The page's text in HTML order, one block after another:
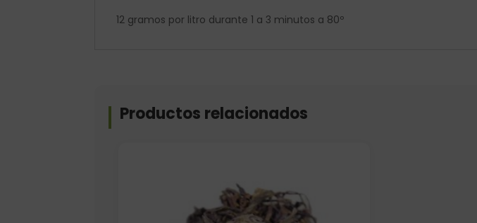
12 gramos por litro durante 1 a 3 minutos a 80º
Productos relacionados